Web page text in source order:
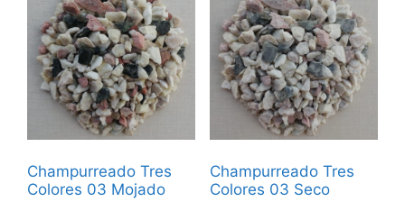
Champurreado Tres
Colores 03 Mojado
Champurreado Tres
Colores 03 Seco